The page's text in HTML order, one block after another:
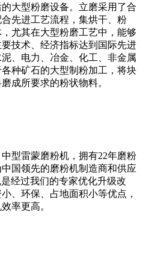
大型粉磨设备。立磨采用了合
先进工艺流程，集烘干、粉
尤其在大型粉磨工艺中，能够
技术、经济指标达到国际先进
、电力、冶金、化工、非金属
种矿石的大型制粉加工，将块
成所要求的粉状物料。
型雷蒙磨粉机，拥有22年磨粉
国领先的磨粉机制造商和供应
经过我们的专家优化升级改
、环保、占地面积小等优点，
率更高。